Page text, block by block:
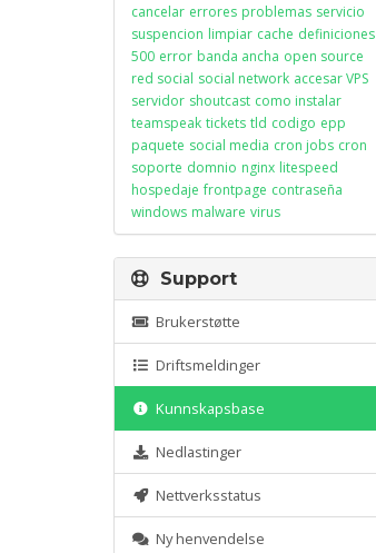
cancelar errores problemas servicio
suspencion limpiar cache definiciones
500 error banda ancha open source
red social social network accesar VPS
servidor shoutcast como instalar
teamspeak tickets tld codigo epp
paquete social media cron jobs cron
soporte domnio nginx litespeed
hospedaje frontpage contraseña
windows malware virus
Support
Brukerstøtte
Driftsmeldinger
Kunnskapsbase
Nedlastinger
Nettverksstatus
Ny henvendelse